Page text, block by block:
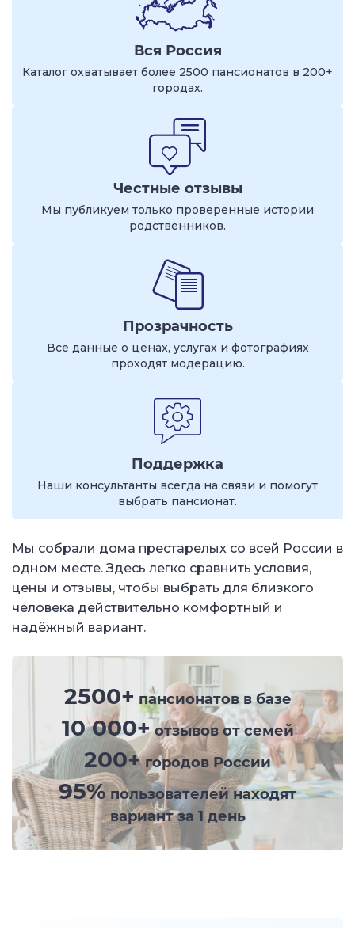
Вся Россия
Каталог охватывает более 2500 пансионатов в 200+
городах.
Честные отзывы
Мы публикуем только проверенные истории
родственников.
Прозрачность
Все данные о ценах, услугах и фотографиях
проходят модерацию.
Поддержка
Наши консультанты всегда на связи и помогут
выбрать пансионат.
Мы собрали дома престарелых со всей России в
одном месте. Здесь легко сравнить условия,
цены и отзывы, чтобы выбрать для близкого
человека действительно комфортный и
надёжный вариант.
2500+ пансионатов в базе
10 000+отзывов от семей
200+городов России
95%пользователей находят
вариант за 1 день